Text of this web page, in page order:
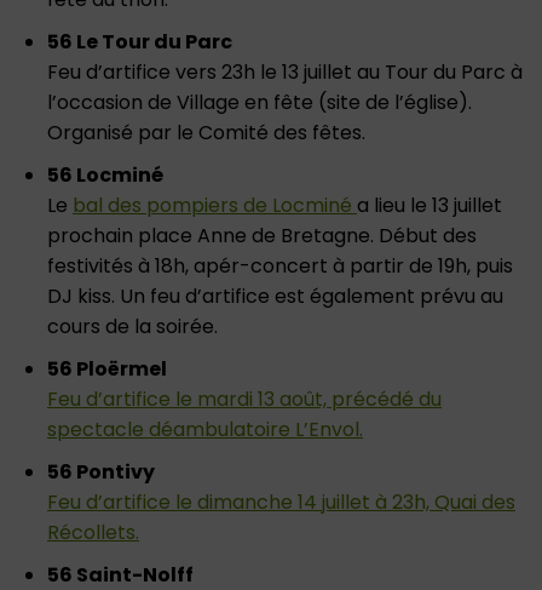
56 Le Tour du Parc
Feu d’artifice vers 23h le 13 juillet au Tour du Parc à
l’occasion de Village en fête (site de l’église).
Organisé par le Comité des fêtes.
56 Locminé
Le bal des pompiers de Locminé a lieu le 13 juillet
prochain place Anne de Bretagne. Début des
festivités à 18h, apér-concert à partir de 19h, puis
DJ kiss. Un feu d’artifice est également prévu au
cours de la soirée.
56 Ploërmel
Feu d’artifice le mardi 13 août, précédé du
spectacle déambulatoire L’Envol.
56 Pontivy
Feu d’artifice le dimanche 14 juillet à 23h, Quai des
Récollets.
56 Saint-Nolff